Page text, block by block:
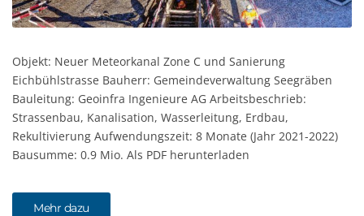
Objekt: Neuer Meteorkanal Zone C und Sanierung
Eichbühlstrasse Bauherr: Gemeindeverwaltung Seegräben
Bauleitung: Geoinfra Ingenieure AG Arbeitsbeschrieb:
Strassenbau, Kanalisation, Wasserleitung, Erdbau,
Rekultivierung Aufwendungszeit: 8 Monate (Jahr 2021-2022)
Bausumme: 0.9 Mio. Als PDF herunterladen
Mehr dazu